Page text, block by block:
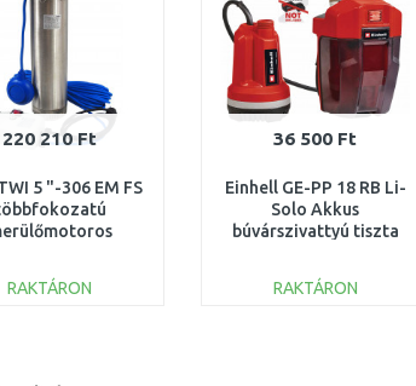
220 210 Ft
5 "-306 EM FS
4144937
RAKTÁRON
36 500 Ft
Einhell GE-PP 18 RB Li-
Solo Akkus
búvárszivattyú tiszta
nélkül) 4170429
RAKTÁRON